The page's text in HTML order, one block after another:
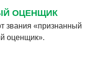
ОЦЕНЩИК
звания «признанный
оценщик».